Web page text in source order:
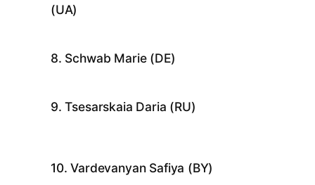
(UA)
8. Schwab Marie (DE)
9. Tsesarskaia Daria (RU)
10. Vardevanyan Safiya (BY)